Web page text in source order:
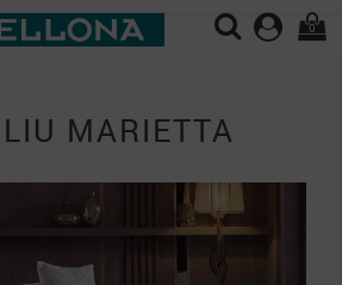
0
MARIETTA